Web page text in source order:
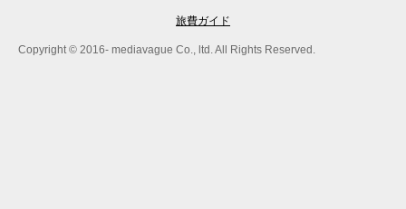
旅費ガイド
Copyright © 2016- mediavague Co., ltd. All Rights Reserved.